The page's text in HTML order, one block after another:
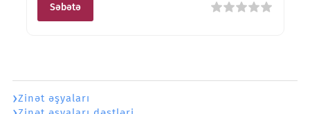
Səbətə
Zinət əşyaları